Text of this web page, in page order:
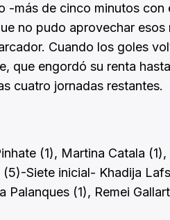
-más de cinco minutos con
no pudo aprovechar esos
Cuando los goles
que engordó su renta
cuatro jornadas restantes.
(1), Martina Catala
Siete inicial- Khadija
(1), Remei